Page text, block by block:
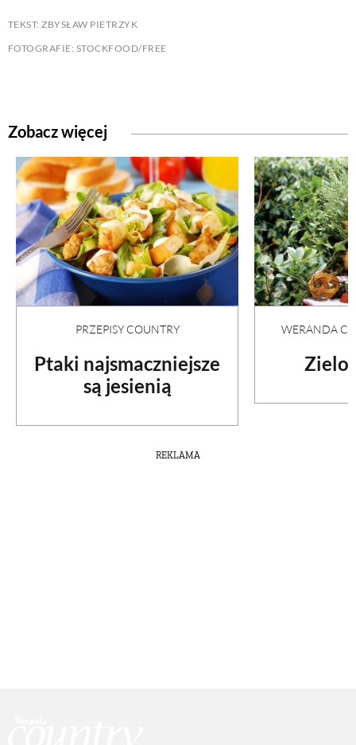
TEKST: ZBYSŁAW PIETRZYK
FOTOGRAFIE: STOCKFOOD/FREE
Zobacz więcej
PRZEPISY COUNTRY
Ptaki najsmaczniejsze
są jesienią
WERANDA
REKLAMA